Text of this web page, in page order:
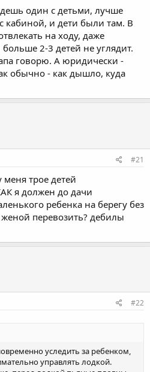
один с детьми, лучше
кабиной, и дети были там. В
на ходу, даже
2-3 детей не углядит.
говорю. А юридически -
обычно - как дышло, куда
#21
трое детей
я должен до дачи
ребенка на берегу без
перевозить? дебилы
#22
уследить за ребенком,
управлять лодкой.